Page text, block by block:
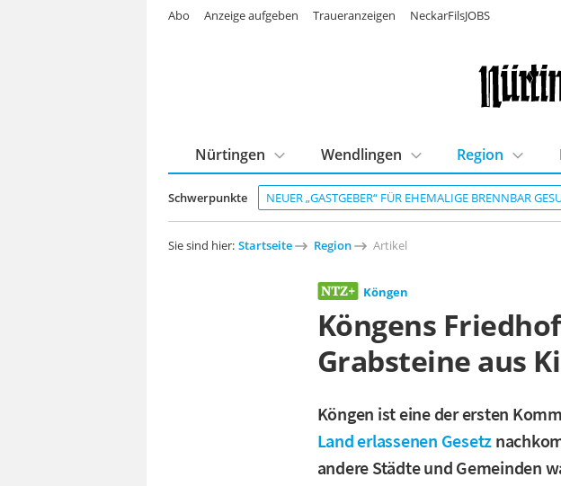
Schwerpunkte NEUER „GASTGEBER“ FÜR EHEMALIGE BRENNBAR
Nürtingen Wendlingen Region
Abo Anzeige aufgeben Traueranzeigen NeckarFilsJOBS
Sie sind hier: Startseite Region Artikel
Köngen
Köngens
Grabsteine aus
Köngen ist eine der ersten
Land erlassenen Gesetz
andere Städte und Gemeinden